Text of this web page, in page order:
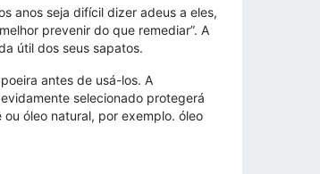
anos seja difícil dizer adeus a eles,
prevenir do que remediar”. A
útil dos seus sapatos.
antes de usá-los. A
selecionado protegerá
óleo natural, por exemplo. óleo